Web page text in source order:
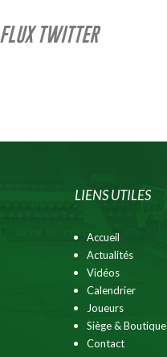
FLUX TWITTER
LIENS UTILES
Accueil
Actualités
Vidéos
Calendrier
Joueurs
Siège & Boutique
Contact